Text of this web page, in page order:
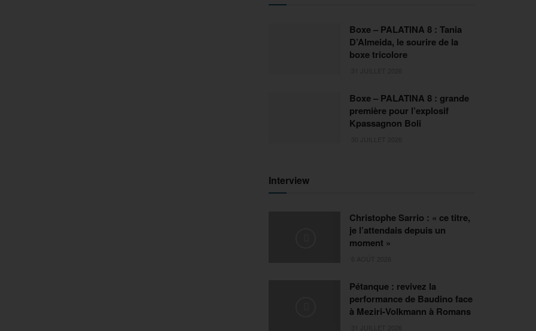
Boxe – PALATINA 8 : Tania
D’Almeida, le sourire de la
boxe tricolore
Boxe – PALATINA 8 : grande
première pour l’explosif
Kpassagnon Boli
Interview
Christophe Sarrio : « ce titre,
je l’attendais depuis un
moment »
Pétanque : revivez la
performance de Baudino face
à Meziri-Volkmann à Romans